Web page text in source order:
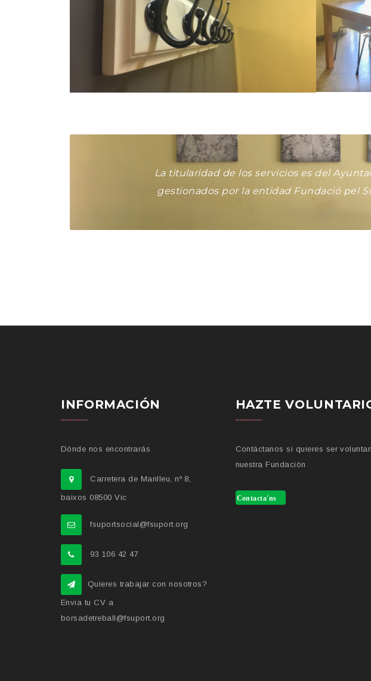
La titularidad de los servicios es del
gestionados por la entidad Fundació pel
INFORMACIÓN
Dónde nos encontrarás
Carretera de Manlleu, nº 8,
baixos 08500 Vic
fsuportsocial@fsuport.org
93 106 42 47
Quieres trabajar con nosotros?
Envia tu CV a
borsadetreball@fsuport.org
HAZTE
Contáctanos si quieres ser
nuestra Fundación
Contacta'ns